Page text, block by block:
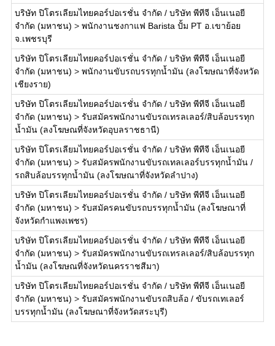
บริษัท ปิโตรเลียมไทยคอร์ปอเรชั่น จำกัด / บริษัท พีทีจี เอ็นเนอยี
จำกัด (มหาชน) > พนักงานชงกาแฟ Barista ปั้ม PT อ.เขาย้อย
จ.เพชรบุรี
บริษัท ปิโตรเลียมไทยคอร์ปอเรชั่น จำกัด / บริษัท พีทีจี เอ็นเนอยี
จำกัด (มหาชน) > พนักงานขับรถบรรทุกน้ำมัน (ลงโฆษณาที่จังหวัด
เชียงราย)
บริษัท ปิโตรเลียมไทยคอร์ปอเรชั่น จำกัด / บริษัท พีทีจี เอ็นเนอยี
จำกัด (มหาชน) > รับสมัครพนักงานขับรถเทรลเลอร์/สิบล้อบรรทุก
น้ำมัน (ลงโฆษณที่จังหวัดอุบลราชธานี)
บริษัท ปิโตรเลียมไทยคอร์ปอเรชั่น จำกัด / บริษัท พีทีจี เอ็นเนอยี
จำกัด (มหาชน) > รับสมัครพนักงานขับรถเทลเลอร์บรรทุกน้ำมัน /
รถสิบล้อบรรทุกน้ำมัน (ลงโฆษณาที่จังหวัดลำปาง)
บริษัท ปิโตรเลียมไทยคอร์ปอเรชั่น จำกัด / บริษัท พีทีจี เอ็นเนอยี
จำกัด (มหาชน) > รับสมัครคนขับรถบรรทุกน้ำมัน (ลงโฆษณาที่
จังหวัดกำแพงเพชร)
บริษัท ปิโตรเลียมไทยคอร์ปอเรชั่น จำกัด / บริษัท พีทีจี เอ็นเนอยี
จำกัด (มหาชน) > รับสมัครพนักงานขับรถเทรลเลอร์/สิบล้อบรรทุก
น้ำมัน (ลงโฆษณที่จังหวัดนครราชสีมา)
บริษัท ปิโตรเลียมไทยคอร์ปอเรชั่น จำกัด / บริษัท พีทีจี เอ็นเนอยี
จำกัด (มหาชน) > รับสมัครพนักงานขับรถสิบล้อ / ขับรถเทเลอร์
บรรทุกน้ำมัน (ลงโฆษณาที่จังหวัดสระบุรี)